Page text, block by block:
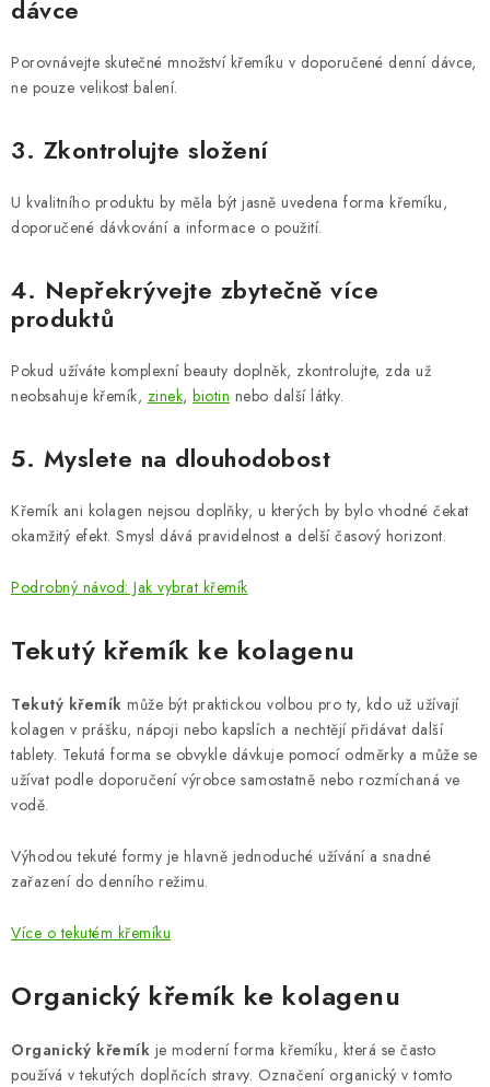
dávce
Porovnávejte skutečné množství křemíku v doporučené denní dávce,
ne pouze velikost balení.
3. Zkontrolujte složení
U kvalitního produktu by měla být jasně uvedena forma křemíku,
doporučené dávkování a informace o použití.
4. Nepřekrývejte zbytečně více
produktů
Pokud užíváte komplexní beauty doplněk, zkontrolujte, zda už
neobsahuje křemík, zinek, biotin nebo další látky.
5. Myslete na dlouhodobost
Křemík ani kolagen nejsou doplňky, u kterých by bylo vhodné čekat
okamžitý efekt. Smysl dává pravidelnost a delší časový horizont.
Podrobný návod: Jak vybrat křemík
Tekutý křemík ke kolagenu
Tekutý křemík může být praktickou volbou pro ty, kdo už užívají
kolagen v prášku, nápoji nebo kapslích a nechtějí přidávat další
tablety. Tekutá forma se obvykle dávkuje pomocí odměrky a může se
užívat podle doporučení výrobce samostatně nebo rozmíchaná ve
vodě.
Výhodou tekuté formy je hlavně jednoduché užívání a snadné
zařazení do denního režimu.
Více o tekutém křemíku
Organický křemík ke kolagenu
Organický křemík je moderní forma křemíku, která se často
používá v tekutých doplňcích stravy. Označení organický v tomto